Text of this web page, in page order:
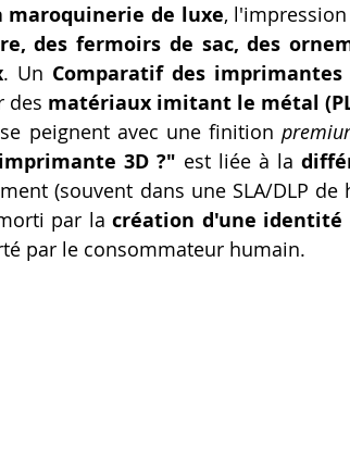
maroquinerie de luxe
des fermoirs de sac, des
. Un Comparatif des imprimantes
des matériaux imitant le métal
peignent avec une finition
3D ?" est liée à la
(souvent dans une SLA/DLP
par la création d'une identité
par le consommateur humain.